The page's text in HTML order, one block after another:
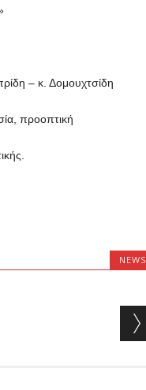
– κ. Δομουχτσίδη
προοπτική
NEWS